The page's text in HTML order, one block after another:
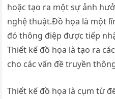
hoặc tạo ra một sự ảnh
nghệ thuật.Đồ họa là một
đó thông điệp được tiếp
Thiết kế đồ họa là tạo ra
cho các vấn đề truyền
Thiết kế đồ họa là cụm từ